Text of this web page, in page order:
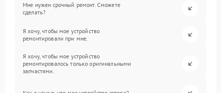
Мне нужен срочный ремонт. Сможете
сделать?
Я хочу, чтобы мое устройство
ремонтировали при мне.
Я хочу, чтобы мое устройство
ремонтировалось только оригинальными
запчастями.